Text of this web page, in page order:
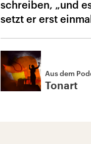
schreiben, „und
setzt er erst
Aus dem
Tonart